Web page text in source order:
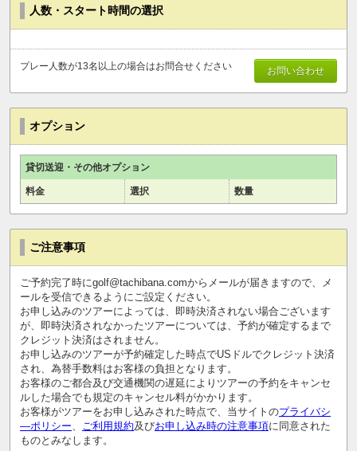
人数・スタート時間の選択
お問い合わせ
プレー人数が13名以上の場合はお問合せください
オプション
貸切送迎・その他オプション
料金 選択 数量
ご注意事項
ご予約完了時にgolf@tachibana.comからメールが届きますので、メ
ールを受信できるようにご設定ください。
お申し込みのツアーによっては、即時決済されない場合ございます
が、即時決済されなかったツアーについては、予約が確定するまで
クレジット決済はされません。
お申し込みのツアーが予約確定した時点でUSドルでクレジット決済
され、為替手数料はお客様の負担となります。
お客様のご都合及び交通機関の遅延によりツアーの予約をキャンセ
ルした場合でも規定のキャンセル料がかかります。
お客様がツアーをお申し込みされた時点で、当サイトのプライバシ
―ポリシー
ご利用規約及びお申し込み時の注意事項に同意された
ものとみなします。